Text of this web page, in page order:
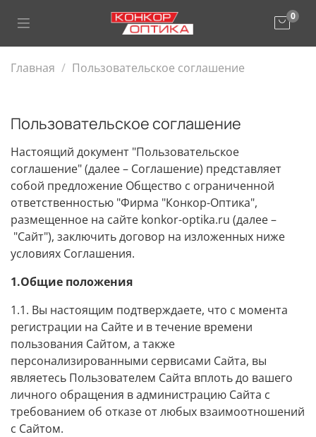
0
Главная Пользовательское соглашение
Пользовательское соглашение
Настоящий документ "Пользовательское
соглашение" (далее – Соглашение) представляет
собой предложение Общество с ограниченной
ответственностью "Фирма "Конкор-Оптика",
размещенное на сайте konkor-optika.ru (далее –
"Сайт"), заключить договор на изложенных ниже
условиях Соглашения.
1.Общие положения
1.1. Вы настоящим подтверждаете, что с момента
регистрации на Сайте и в течение времени
пользования Сайтом, а также
персонализированными сервисами Сайта, вы
являетесь Пользователем Сайта вплоть до вашего
личного обращения в администрацию Сайта с
требованием об отказе от любых взаимоотношений
с Сайтом.